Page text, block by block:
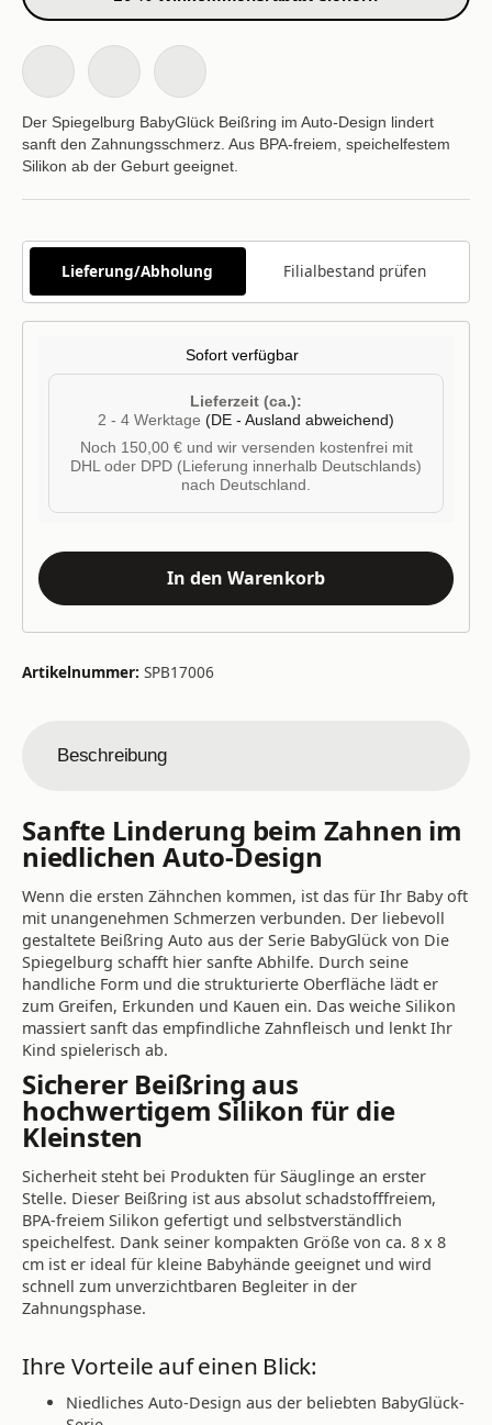
Der Spiegelburg BabyGlück Beißring im Auto-Design lindert
sanft den Zahnungsschmerz. Aus BPA-freiem, speichelfestem
Silikon ab der Geburt geeignet.
Lieferung/Abholung Filialbestand prüfen
Sofort verfügbar
Lieferzeit (ca.):
2 - 4 Werktage (DE - Ausland abweichend)
Noch 150,00 € und wir versenden kostenfrei mit
DHL oder DPD (Lieferung innerhalb Deutschlands)
nach Deutschland.
In den Warenkorb
Artikelnummer: SPB17006
Beschreibung
Sanfte Linderung beim Zahnen im
niedlichen Auto-Design
Wenn die ersten Zähnchen kommen, ist das für Ihr Baby oft
mit unangenehmen Schmerzen verbunden. Der liebevoll
gestaltete Beißring Auto aus der Serie BabyGlück von Die
Spiegelburg schafft hier sanfte Abhilfe. Durch seine
handliche Form und die strukturierte Oberfläche lädt er
zum Greifen, Erkunden und Kauen ein. Das weiche Silikon
massiert sanft das empfindliche Zahnfleisch und lenkt Ihr
Kind spielerisch ab.
Sicherer Beißring aus
hochwertigem Silikon für die
Kleinsten
Sicherheit steht bei Produkten für Säuglinge an erster
Stelle. Dieser Beißring ist aus absolut schadstofffreiem,
BPA-freiem Silikon gefertigt und selbstverständlich
speichelfest. Dank seiner kompakten Größe von ca. 8 x 8
cm ist er ideal für kleine Babyhände geeignet und wird
schnell zum unverzichtbaren Begleiter in der
Zahnungsphase.
Ihre Vorteile auf einen Blick:
Niedliches Auto-Design aus der beliebten BabyGlück-